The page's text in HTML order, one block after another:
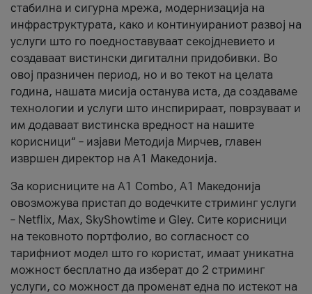
стабилна и сигурна мрежа, модернизација на
инфраструктурата, како и континуираниот развој на
услуги што го поедноставуваат секојдневието и
создаваат вистински дигитални придобивки. Во
овој празничен период, но и во текот на целата
година, нашата мисија останува иста, да создаваме
технологии и услуги што инспирираат, поврзуваат и
им додаваат вистинска вредност на нашите
корисници“ – изјави Методија Мирчев, главен
извршен директор на А1 Македонија.
За корисниците на A1 Combo, А1 Македонија
овозможува пристап до водечките стриминг услуги
– Netflix, Max, SkyShowtime и Gley. Сите корисници
на тековното портфолио, во согласност со
тарифниот модел што го користат, имаат уникатна
можност бесплатно да изберат до 2 стриминг
услуги, со можност да променат една по истекот на